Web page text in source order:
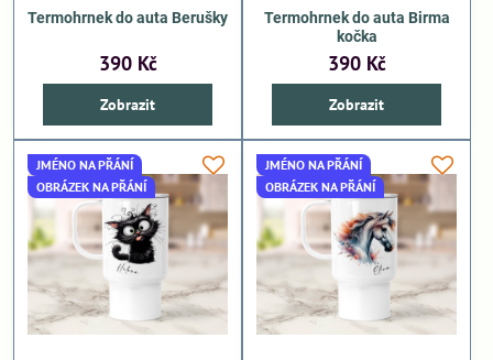
Termohrnek do auta Berušky
390 Kč
Zobrazit
Termohrnek do auta Birma
kočka
390 Kč
Zobrazit
JMÉNO NA PŘÁNÍ
OBRÁZEK NA PŘÁNÍ
JMÉNO NA PŘÁNÍ
OBRÁZEK NA PŘÁNÍ